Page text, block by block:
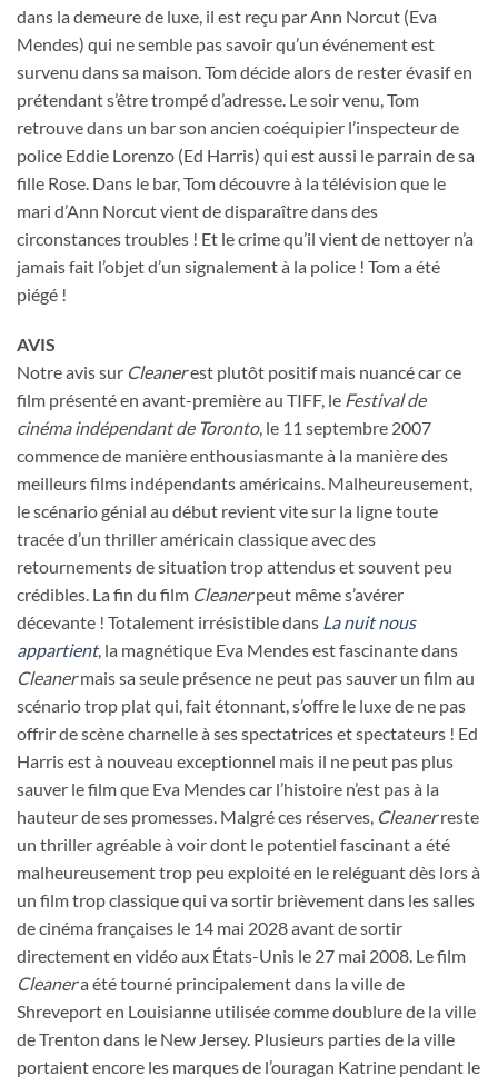
dans la demeure de luxe, il est reçu par Ann Norcut (Eva
Mendes) qui ne semble pas savoir qu’un événement est
survenu dans sa maison. Tom décide alors de rester évasif en
prétendant s’être trompé d’adresse. Le soir venu, Tom
retrouve dans un bar son ancien coéquipier l’inspecteur de
police Eddie Lorenzo (Ed Harris) qui est aussi le parrain de sa
fille Rose. Dans le bar, Tom découvre à la télévision que le
mari d’Ann Norcut vient de disparaître dans des
circonstances troubles ! Et le crime qu’il vient de nettoyer n’a
jamais fait l’objet d’un signalement à la police ! Tom a été
piégé !
AVIS
Notre avis sur Cleanerest plutôt positif mais nuancé car ce
film présenté en avant-première au TIFF, le Festival de
cinéma indépendant de Toronto, le 11 septembre 2007
commence de manière enthousiasmante à la manière des
meilleurs films indépendants américains. Malheureusement,
le scénario génial au début revient vite sur la ligne toute
tracée d’un thriller américain classique avec des
retournements de situation trop attendus et souvent peu
crédibles. La fin du film Cleanerpeut même s’avérer
décevante ! Totalement irrésistible dans La nuit nous
appartient, la magnétique Eva Mendes est fascinante dans
Cleanermais sa seule présence ne peut pas sauver un film au
scénario trop plat qui, fait étonnant, s’offre le luxe de ne pas
offrir de scène charnelle à ses spectatrices et spectateurs ! Ed
Harris est à nouveau exceptionnel mais il ne peut pas plus
sauver le film que Eva Mendes car l’histoire n’est pas à la
hauteur de ses promesses. Malgré ces réserves, Cleanerreste
un thriller agréable à voir dont le potentiel fascinant a été
malheureusement trop peu exploité en le reléguant dès lors à
un film trop classique qui va sortir brièvement dans les salles
de cinéma françaises le 14 mai 2028 avant de sortir
directement en vidéo aux États-Unis le 27 mai 2008. Le film
Cleanera été tourné principalement dans la ville de
Shreveport en Louisianne utilisée comme doublure de la ville
de Trenton dans le New Jersey. Plusieurs parties de la ville
portaient encore les marques de l’ouragan Katrine pendant le